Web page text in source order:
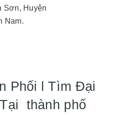
Sơn, Huyện
Nam.
Phối l Tìm Đại
thành phố